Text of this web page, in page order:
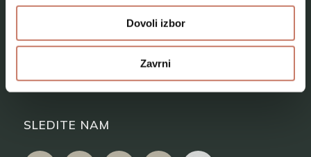
Dovoli izbor
Zavrni
Kje smo
SLEDITE NAM